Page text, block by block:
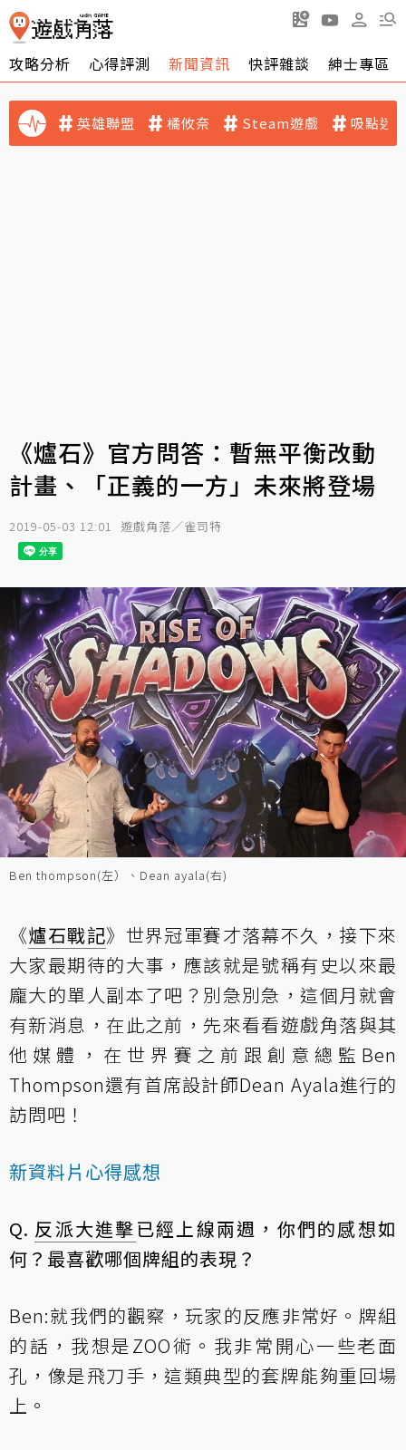
攻略分析 心得評測 新聞資訊 快評雜談 紳士專區
英雄聯盟 橘攸奈 Steam遊戲 吸點迷
《爐石》官方問答：暫無平衡改動
計畫、「正義的一方」未來將登場
2019-05-03 12:01 遊戲角落／雀司特
Ben thompson(左）、Dean ayala(右)
《爐石戰記》世界冠軍賽才落幕不久，接下來
大家最期待的大事，應該就是號稱有史以來最
龐大的單人副本了吧？別急別急，這個月就會
有新消息，在此之前，先來看看遊戲角落與其
他媒體，在世界賽之前跟創意總監Ben
Thompson還有首席設計師Dean Ayala進行的
訪問吧！
新資料片心得感想
Q. 反派大進擊已經上線兩週，你們的感想如
何？最喜歡哪個牌組的表現？
Ben:就我們的觀察，玩家的反應非常好。牌組
的話，我想是ZOO術。我非常開心一些老面
孔，像是飛刀手，這類典型的套牌能夠重回場
上。